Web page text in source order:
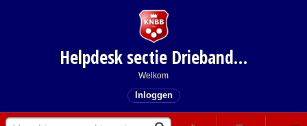
Helpdesk sectie Driebanden
Welkom
Inloggen